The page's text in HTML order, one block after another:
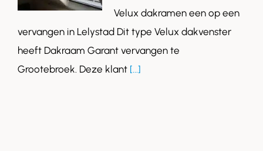
Velux dakramen een op een
vervangen in Lelystad Dit type Velux dakvenster
heeft Dakraam Garant vervangen te
Grootebroek. Deze klant [...]